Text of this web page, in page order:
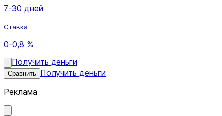
7-30 дней
Ставка
0-0,8 %
Получить деньги
Сравнить Получить деньги
Реклама